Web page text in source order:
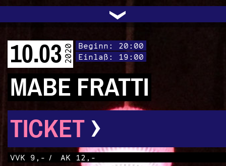
PROGRAMM
ARCHIV
AUDIO|VIDEO
LICHTBLICKE
TRANSIT
OFFENE TÜR
FACEBOOK
INSTAGRAM
KONTAKT
TRAFO
UNTERSTÜTZEN
POLITIK
›
MABE FRATTI
TICKET ›
VVK 9,- / AK 12,-
Beginn: 20:00
Einlaß: 19:00
10.032020